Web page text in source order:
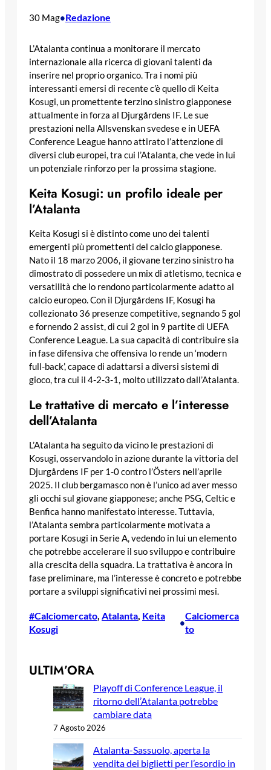
30 Mag•Redazione
L’Atalanta continua a monitorare il mercato
internazionale alla ricerca di giovani talenti da
inserire nel proprio organico. Tra i nomi più
interessanti emersi di recente c’è quello di Keita
Kosugi, un promettente terzino sinistro giapponese
attualmente in forza al Djurgårdens IF. Le sue
prestazioni nella Allsvenskan svedese e in UEFA
Conference League hanno attirato l’attenzione di
diversi club europei, tra cui l’Atalanta, che vede in lui
un potenziale rinforzo per la prossima stagione.
Keita Kosugi: un profilo ideale per
l’Atalanta
Keita Kosugi si è distinto come uno dei talenti
emergenti più promettenti del calcio giapponese.
Nato il 18 marzo 2006, il giovane terzino sinistro ha
dimostrato di possedere un mix di atletismo, tecnica e
versatilità che lo rendono particolarmente adatto al
calcio europeo. Con il Djurgårdens IF, Kosugi ha
collezionato 36 presenze competitive, segnando 5 gol
e fornendo 2 assist, di cui 2 gol in 9 partite di UEFA
Conference League. La sua capacità di contribuire sia
in fase difensiva che offensiva lo rende un ‘modern
full-back’, capace di adattarsi a diversi sistemi di
gioco, tra cui il 4-2-3-1, molto utilizzato dall’Atalanta.
Le trattative di mercato e l’interesse
dell’Atalanta
L’Atalanta ha seguito da vicino le prestazioni di
Kosugi, osservandolo in azione durante la vittoria del
Djurgårdens IF per 1-0 contro l’Östers nell’aprile
2025. Il club bergamasco non è l’unico ad aver messo
gli occhi sul giovane giapponese; anche PSG, Celtic e
Benfica hanno manifestato interesse. Tuttavia,
l’Atalanta sembra particolarmente motivata a
portare Kosugi in Serie A, vedendo in lui un elemento
che potrebbe accelerare il suo sviluppo e contribuire
alla crescita della squadra. La trattativa è ancora in
fase preliminare, ma l’interesse è concreto e potrebbe
portare a sviluppi significativi nei prossimi mesi.
#Calciomercato, Atalanta, Keita
Kosugi
•
Calciomerca
to
ULTIM’ORA
Playoff di Conference League, il
ritorno dell’Atalanta potrebbe
cambiare data
7 Agosto 2026
Atalanta-Sassuolo, aperta la
vendita dei biglietti per l’esordio in